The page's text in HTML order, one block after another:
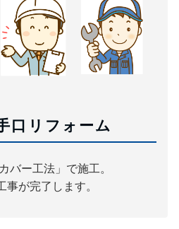
口リフォーム
バー工法」で施工。
事が完了します。